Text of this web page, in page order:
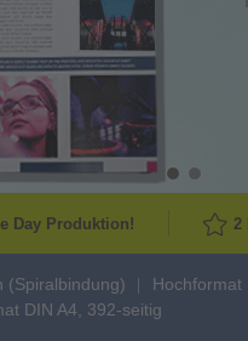
Day Produktion! 2
(Spiralbindung) Hochformat
DIN A4, 392-seitig